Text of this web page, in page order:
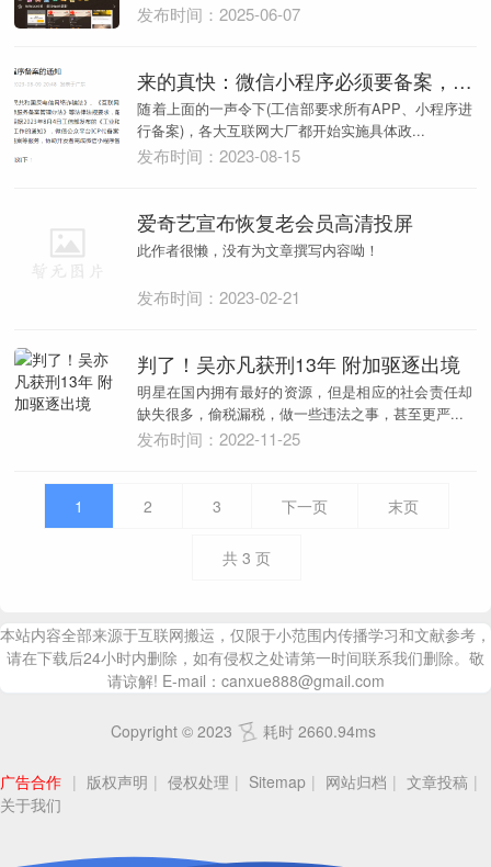
发布时间：2025-06-07
来的真快：微信小程序必须要备案，否则下架
随着上面的一声令下(工信部要求所有APP、小程序进
行备案)，各大互联网大厂都开始实施具体政...
发布时间：2023-08-15
爱奇艺宣布恢复老会员高清投屏
此作者很懒，没有为文章撰写内容呦！
发布时间：2023-02-21
判了！吴亦凡获刑13年 附加驱逐出境
明星在国内拥有最好的资源，但是相应的社会责任却
缺失很多，偷税漏税，做一些违法之事，甚至更严...
发布时间：2022-11-25
1 2 3 下一页 末页
共 3 页
本站内容全部来源于互联网搬运，仅限于小范围内传播学习和文献参考，
请在下载后24小时内删除，如有侵权之处请第一时间联系我们删除。敬
请谅解! E-mail：canxue888@gmail.com
Copyright © 2023 耗时 2660.94ms
广告合作 | 版权声明 | 侵权处理 | Sitemap | 网站归档 | 文章投稿 |
关于我们